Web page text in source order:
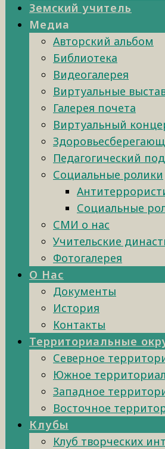
Земский учитель
Медиа
Авторский альбом
Библиотека
Видеогалерея
Виртуальные
Галерея почета
Виртуальный
Педагогический
Социальные ролики
Социальные
СМИ о нас
Учительские
Фотогалерея
О Нас
Документы
История
Контакты
Территориальные
Северное
Южное
Западное
Восточное
Клубы
Клуб творческих